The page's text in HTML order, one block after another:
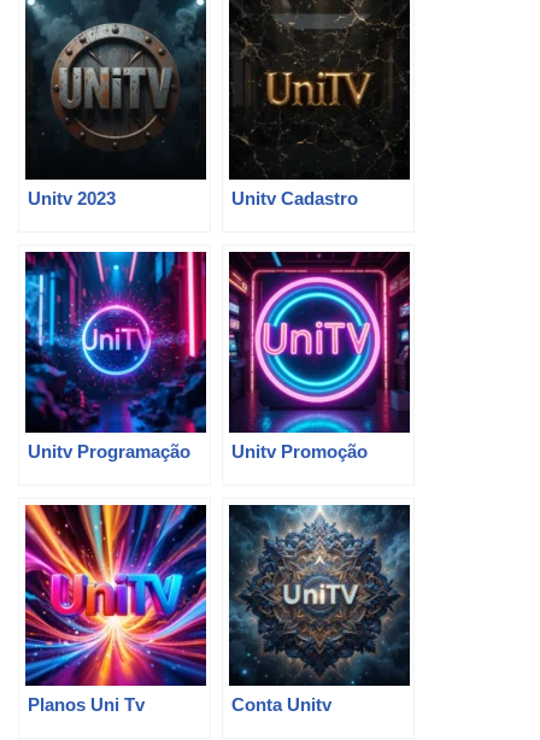
Unitv 2023 Unitv Cadastro
Unitv Programação Unitv Promoção
Planos Uni Tv Conta Unitv